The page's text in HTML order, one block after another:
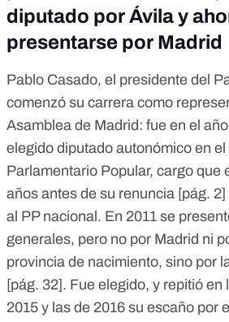
diputado por Ávila y
presentarse por Madrid
Pablo Casado, el presidente del
comenzó su carrera como
Asamblea de Madrid: fue en el
elegido diputado autonómico en
Parlamentario Popular, cargo que
años antes de su renuncia [pág. 2]
al PP nacional. En 2011 se
generales, pero no por Madrid ni
provincia de nacimiento, sino por
[pág. 32]. Fue elegido, y repitió en
2015 y las de 2016 su escaño por